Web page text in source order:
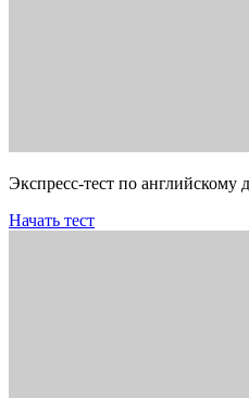
Экспресс-тест по английскому
Начать тест